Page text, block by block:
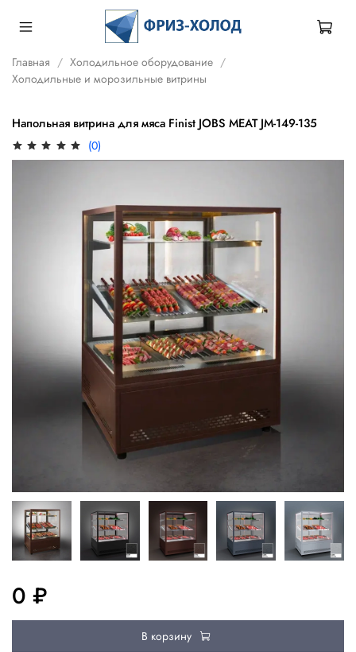
Главная
Холодильное оборудование
Холодильные и морозильные витрины
Напольная витрина для мяса Finist JOBS MEAT JM-149-135
(0)
0 ₽
В корзину